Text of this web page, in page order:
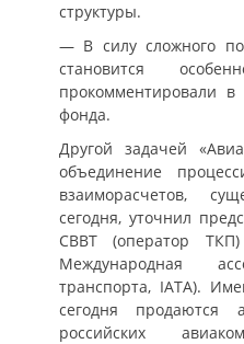
структуры.
— В силу сложного
становится
прокомментировали в
фонда.
Другой задачей
объединение
взаиморасчетов,
сегодня, уточнил
СВВТ (оператор
Международная
транспорта, IАТА).
сегодня продаются
российских